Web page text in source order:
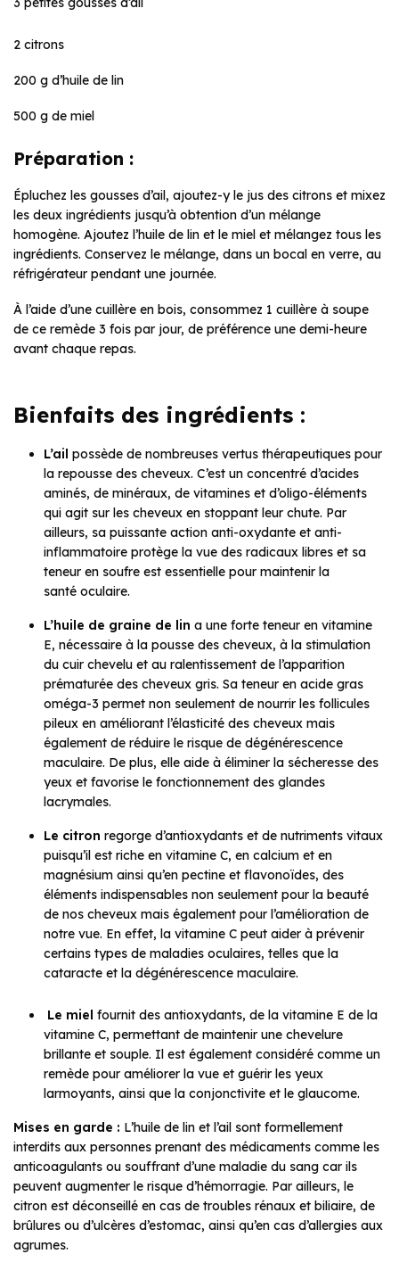
2 citrons
200 g d’huile de lin
500 g de miel
Préparation :
Épluchez les gousses d’ail, ajoutez-y le jus des citrons et mixez
les deux ingrédients jusqu’à obtention d’un mélange
homogène. Ajoutez l’huile de lin et le miel et mélangez tous les
ingrédients. Conservez le mélange, dans un bocal en verre, au
réfrigérateur pendant une journée.
À l’aide d’une cuillère en bois, consommez 1 cuillère à soupe
de ce remède 3 fois par jour, de préférence une demi-heure
avant chaque repas.
Bienfaits des ingrédients :
L’ail possède de nombreuses vertus thérapeutiques pour
la repousse des cheveux. C’est un concentré d’acides
aminés, de minéraux, de vitamines et d’oligo-éléments
qui agit sur les cheveux en stoppant leur chute. Par
ailleurs, sa puissante action anti-oxydante et anti-
inflammatoire protège la vue des radicaux libres et sa
teneur en soufre est essentielle pour maintenir la
santé oculaire.
L’huile de graine de lin a une forte teneur en vitamine
E, nécessaire à la pousse des cheveux, à la stimulation
du cuir chevelu et au ralentissement de l’apparition
prématurée des cheveux gris. Sa teneur en acide gras
oméga-3 permet non seulement de nourrir les follicules
pileux en améliorant l’élasticité des cheveux mais
également de réduire le risque de dégénérescence
maculaire. De plus, elle aide à éliminer la sécheresse des
yeux et favorise le fonctionnement des glandes
lacrymales.
Le citron regorge d’antioxydants et de nutriments vitaux
puisqu’il est riche en vitamine C, en calcium et en
magnésium ainsi qu’en pectine et flavonoïdes, des
éléments indispensables non seulement pour la beauté
de nos cheveux mais également pour l’amélioration de
notre vue. En effet, la vitamine C peut aider à prévenir
certains types de maladies oculaires, telles que la
cataracte et la dégénérescence maculaire.
Le miel fournit des antioxydants, de la vitamine E de la
vitamine C, permettant de maintenir une chevelure
brillante et souple. Il est également considéré comme un
remède pour améliorer la vue et guérir les yeux
larmoyants, ainsi que la conjonctivite et le glaucome.
Mises en garde : L’huile de lin et l’ail sont formellement
interdits aux personnes prenant des médicaments comme les
anticoagulants ou souffrant d’une maladie du sang car ils
peuvent augmenter le risque d’hémorragie. Par ailleurs, le
citron est déconseillé en cas de troubles rénaux et biliaire, de
brûlures ou d’ulcères d’estomac, ainsi qu’en cas d’allergies aux
agrumes.